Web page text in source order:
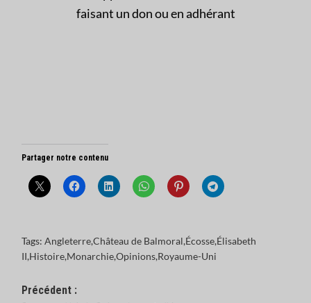
faisant un don ou en adhérant
Partager notre contenu
Tags: Angleterre,Château de Balmoral,Écosse,Élisabeth
II,Histoire,Monarchie,Opinions,Royaume-Uni
Navigation
Précédent :